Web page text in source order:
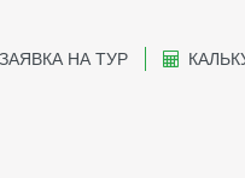
ЗАЯВКА НА ТУР